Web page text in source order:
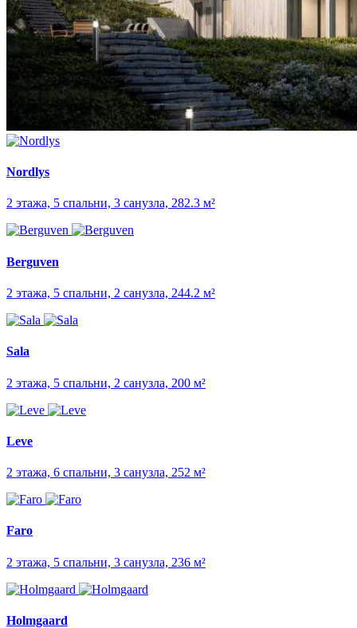
Nordlys
2 этажа, 5 спальни, 3 санузла, 282.3 м²
Berguven
2 этажа, 5 спальни, 2 санузла, 244.2 м²
Sala
2 этажа, 5 спальни, 2 санузла, 200 м²
Leve
2 этажа, 6 спальни, 3 санузла, 252 м²
Faro
2 этажа, 5 спальни, 3 санузла, 236 м²
Holmgaard